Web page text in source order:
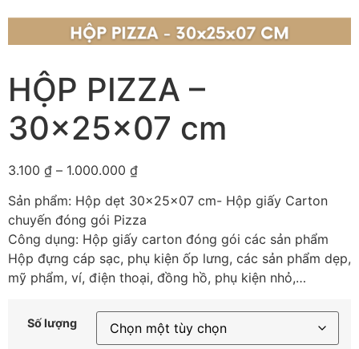
HỘP PIZZA –
30x25x07 cm
3.100 ₫ – 1.000.000 ₫
Sản phẩm: Hộp dẹt 30x25x07 cm- Hộp giấy Carton
chuyến đóng gói Pizza
Công dụng: Hộp giấy carton đóng gói các sản phẩm
Hộp đựng cáp sạc, phụ kiện ốp lưng, các sản phẩm dẹp,
mỹ phẩm, ví, điện thoại, đồng hồ, phụ kiện nhỏ,…
Số lượng